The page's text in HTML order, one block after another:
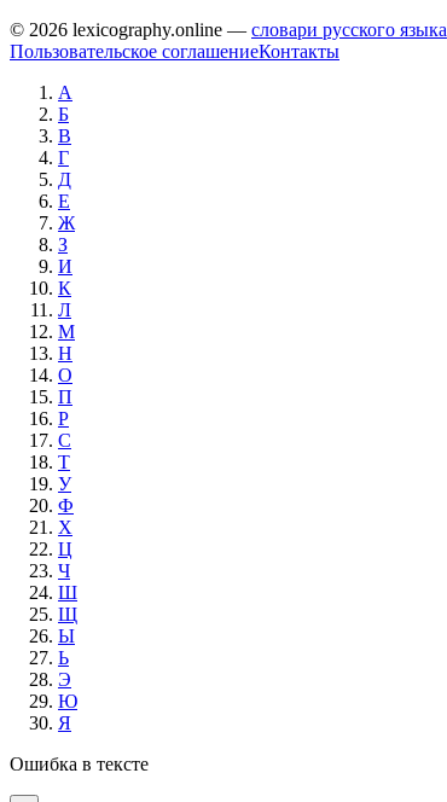
© 2026 lexicography.online — словари русского языка
Пользовательское соглашениеКонтакты
А
Б
В
Г
Д
Е
Ж
З
И
К
Л
М
Н
О
П
Р
С
Т
У
Ф
Х
Ц
Ч
Ш
Щ
Ы
Ь
Э
Ю
Я
Ошибка в тексте